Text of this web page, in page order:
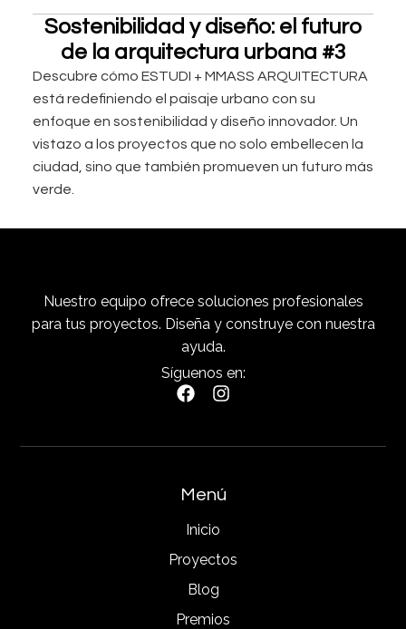
Sostenibilidad y diseño: el futuro
de la arquitectura urbana #3
Descubre cómo ESTUDI + MMASS ARQUITECTURA
está redefiniendo el paisaje urbano con su
enfoque en sostenibilidad y diseño innovador. Un
vistazo a los proyectos que no solo embellecen la
ciudad, sino que también promueven un futuro más
verde.
Nuestro equipo ofrece soluciones profesionales
para tus proyectos. Diseña y construye con nuestra
ayuda.
Síguenos en:
Menú
Inicio
Proyectos
Blog
Premios